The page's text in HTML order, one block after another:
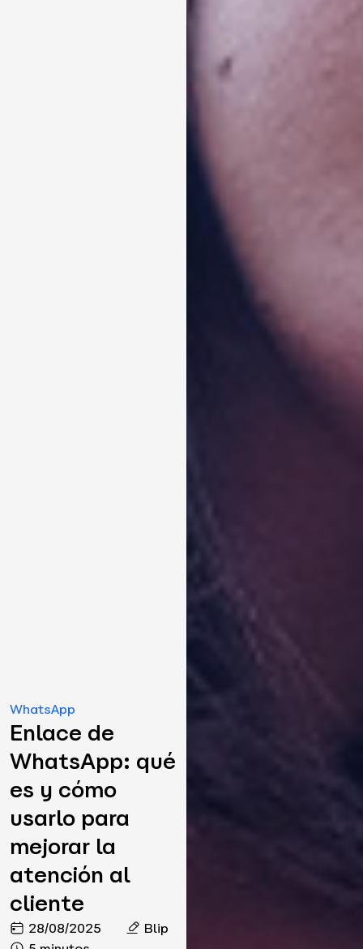
WhatsApp
Enlace de
WhatsApp: qué
es y cómo
usarlo para
mejorar la
atención al
cliente
28/08/2025
Blip